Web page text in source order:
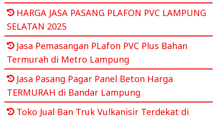
HARGA JASA PASANG PLAFON PVC LAMPUNG
SELATAN 2025
Jasa Pemasangan PLafon PVC Plus Bahan
Termurah di Metro Lampung
Jasa Pasang Pagar Panel Beton Harga
TERMURAH di Bandar Lampung
Toko Jual Ban Truk Vulkanisir Terdekat di